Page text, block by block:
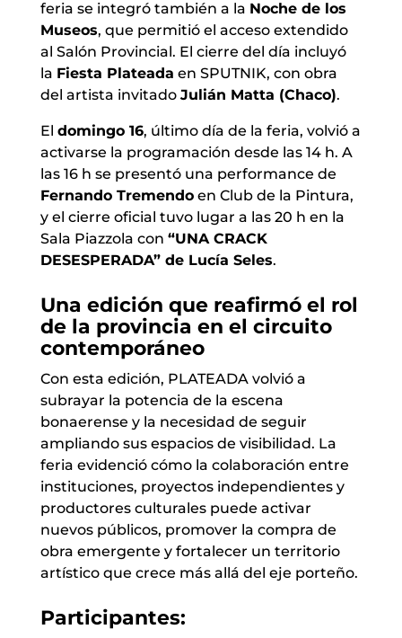
feria se integró también a la Noche de los
Museos, que permitió el acceso extendido
al Salón Provincial. El cierre del día incluyó
la Fiesta Plateada en SPUTNIK, con obra
del artista invitado Julián Matta (Chaco).
El domingo 16, último día de la feria, volvió a
activarse la programación desde las 14 h. A
las 16 h se presentó una performance de
Fernando Tremendoen Club de la Pintura,
y el cierre oficial tuvo lugar a las 20 h en la
Sala Piazzola con “UNA CRACK
DESESPERADA” de Lucía Seles.
Una edición que reafirmó el rol
de la provincia en el circuito
contemporáneo
Con esta edición, PLATEADA volvió a
subrayar la potencia de la escena
bonaerense y la necesidad de seguir
ampliando sus espacios de visibilidad. La
feria evidenció cómo la colaboración entre
instituciones, proyectos independientes y
productores culturales puede activar
nuevos públicos, promover la compra de
obra emergente y fortalecer un territorio
artístico que crece más allá del eje porteño.
Participantes: